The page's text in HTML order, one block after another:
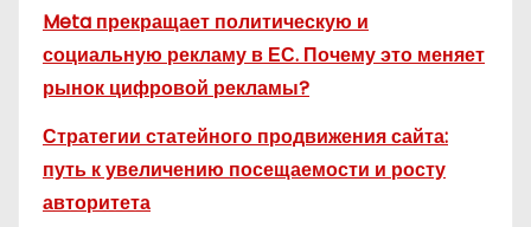
Meta прекращает политическую и
социальную рекламу в ЕС. Почему это меняет
рынок цифровой рекламы?
Стратегии статейного продвижения сайта:
путь к увеличению посещаемости и росту
авторитета